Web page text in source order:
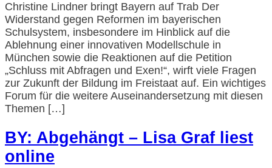
Christine Lindner bringt Bayern auf Trab Der
Widerstand gegen Reformen im bayerischen
Schulsystem, insbesondere im Hinblick auf die
Ablehnung einer innovativen Modellschule in
München sowie die Reaktionen auf die Petition
„Schluss mit Abfragen und Exen!“, wirft viele Fragen
zur Zukunft der Bildung im Freistaat auf. Ein wichtiges
Forum für die weitere Auseinandersetzung mit diesen
Themen […]
BY: Abgehängt – Lisa Graf liest
online